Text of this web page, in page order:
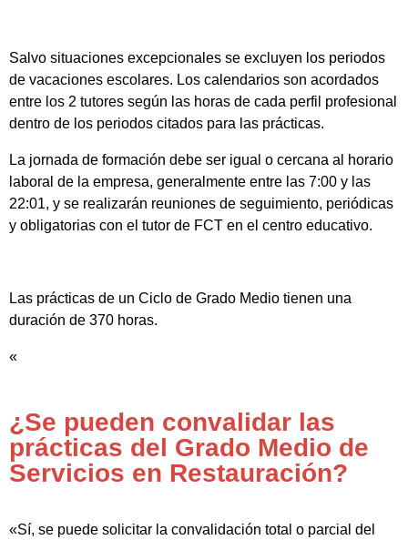
Salvo situaciones excepcionales se excluyen los periodos
de vacaciones escolares. Los calendarios son acordados
entre los 2 tutores según las horas de cada perfil profesional
dentro de los periodos citados para las prácticas.
La jornada de formación debe ser igual o cercana al horario
laboral de la empresa, generalmente entre las 7:00 y las
22:01, y se realizarán reuniones de seguimiento, periódicas
y obligatorias con el tutor de FCT en el centro educativo.
Las prácticas de un Ciclo de Grado Medio tienen una
duración de 370 horas.
«
¿Se pueden convalidar las
prácticas del Grado Medio de
Servicios en Restauración?
«Sí, se puede solicitar la convalidación total o parcial del